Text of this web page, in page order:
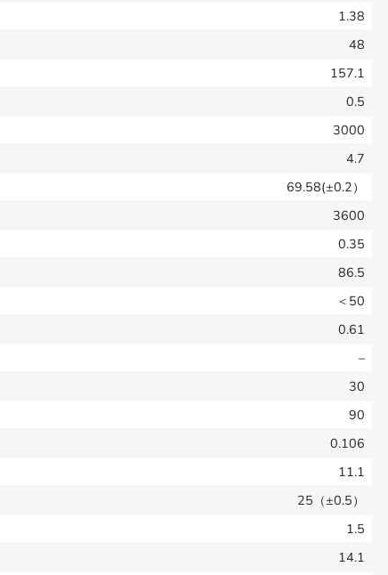
1.38
48
157.1
0.5
3000
4.7
69.58(±0.2）
3600
0.35
86.5
＜50
0.61
–
30
90
0.106
11.1
25（±0.5）
1.5
14.1